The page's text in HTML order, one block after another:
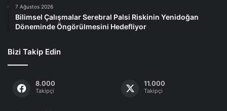
7 Ağustos 2026
Bilimsel Çalışmalar Serebral Palsi Riskinin Yenidoğan
Döneminde Öngörülmesini Hedefliyor
Bizi Takip Edin
8.000
Takipçi
11.000
Takipçi